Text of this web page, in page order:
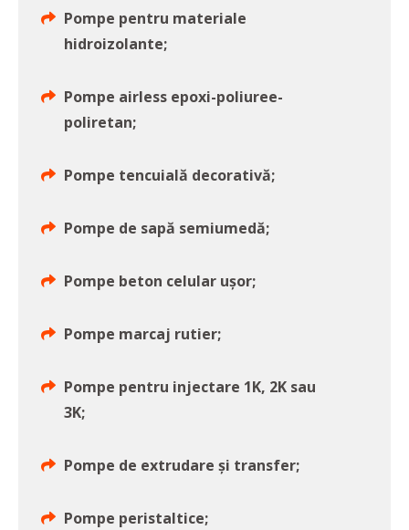
Pompe pentru materiale
hidroizolante;
Pompe airless epoxi-poliuree-
poliretan;
Pompe tencuială decorativă;
Pompe de sapă semiumedă;
Pompe beton celular ușor;
Pompe marcaj rutier;
Pompe pentru injectare 1K, 2K sau
3K;
Pompe de extrudare și transfer;
Pompe peristaltice;